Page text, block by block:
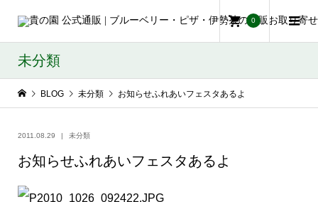
0
未分類
BLOG 未分類 お知らせふれあいフェスタあるよ
2011.08.29 未分類
お知らせふれあいフェスタあるよ